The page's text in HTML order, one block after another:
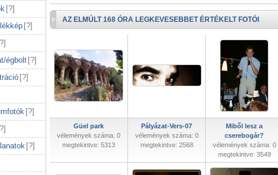
[?]
[?]
?]
égbolt [?]
[?]
[?]
?]
[?]
AZ ELMÚLT 168 ÓRA LEGKEVESEBBET ÉRTÉKELT FOTÓI
Güel park
vélemények száma: 0
megtekintve: 5313
Pályázat-Vers-07
vélemények száma: 0
megtekintve: 2568
Miből lesz a
cserebogár?
vélemények száma: 0
megtekintve: 3549